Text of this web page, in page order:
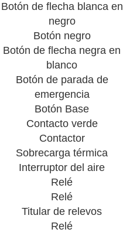
Botón de flecha blanca en
negro
Botón negro
Botón de flecha negra en
blanco
Botón de parada de
emergencia
Botón Base
Contacto verde
Contactor
Sobrecarga térmica
Interruptor del aire
Relé
Relé
Titular de relevos
Relé